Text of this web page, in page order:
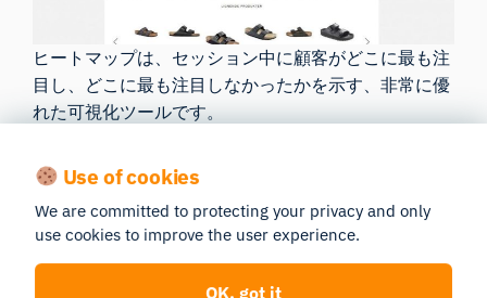
ヒートマップは、セッション中に顧客がどこに最も注
目し、どこに最も注目しなかったかを示す、非常に優
れた可視化ツールです。
感情マッピング
する。これらの感情を特定の行動や不作為と関
連付けることで、根本的な原因を把握する。
データストリームの統合 ：アイトラッキング、
Use of cookies
We are committed to protecting your privacy and only
use cookies to improve the user experience.
OK, got it